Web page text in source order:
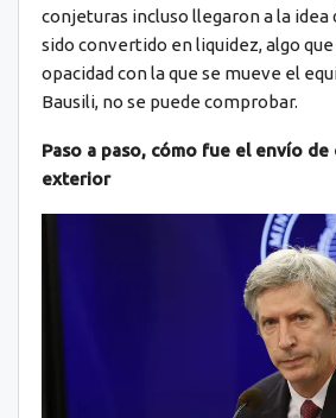
conjeturas incluso llegaron a la idea
sido convertido en liquidez, algo que
opacidad con la que se mueve el
Bausili, no se puede comprobar.
Paso a paso, cómo fue el envío de
exterior